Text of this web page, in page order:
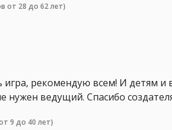
от 28 до 62 лет)
игра, рекомендую всем! И детям
нужен ведущий. Спасибо
9 до 40 лет)